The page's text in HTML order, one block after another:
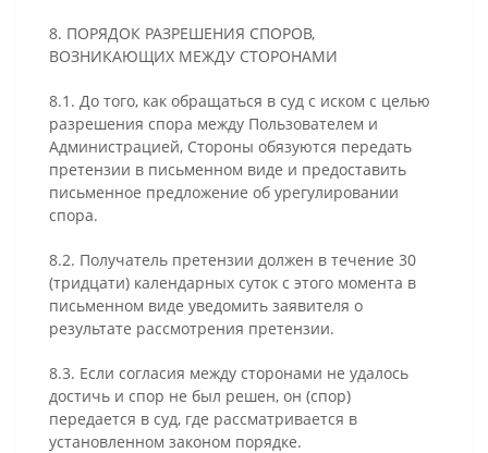
8. ПОРЯДОК РАЗРЕШЕНИЯ СПОРОВ,
ВОЗНИКАЮЩИХ МЕЖДУ СТОРОНАМИ
8.1. До того, как обращаться в суд с иском с целью
разрешения спора между Пользователем и
Администрацией, Стороны обязуются передать
претензии в письменном виде и предоставить
письменное предложение об урегулировании
спора.
8.2. Получатель претензии должен в течение 30
(тридцати) календарных суток с этого момента в
письменном виде уведомить заявителя о
результате рассмотрения претензии.
8.3. Если согласия между сторонами не удалось
достичь и спор не был решен, он (спор)
передается в суд, где рассматривается в
установленном законом порядке.